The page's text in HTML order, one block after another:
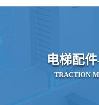
电梯配件
TRACTION M